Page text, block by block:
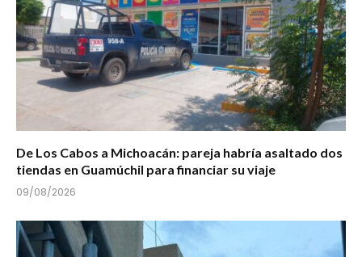
De Los Cabos a Michoacán: pareja habría asaltado dos
tiendas en Guamúchil para financiar su viaje
09/08/2026